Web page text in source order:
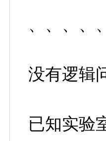
、、、、
没有逻辑
已知实验